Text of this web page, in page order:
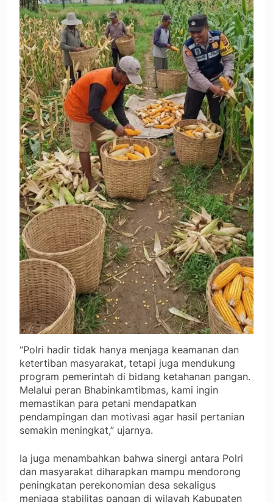
“Polri hadir tidak hanya menjaga keamanan dan
ketertiban masyarakat, tetapi juga mendukung
program pemerintah di bidang ketahanan pangan.
Melalui peran Bhabinkamtibmas, kami ingin
memastikan para petani mendapatkan
pendampingan dan motivasi agar hasil pertanian
semakin meningkat,” ujarnya.
Ia juga menambahkan bahwa sinergi antara Polri
dan masyarakat diharapkan mampu mendorong
peningkatan perekonomian desa sekaligus
menjaga stabilitas pangan di wilayah Kabupaten